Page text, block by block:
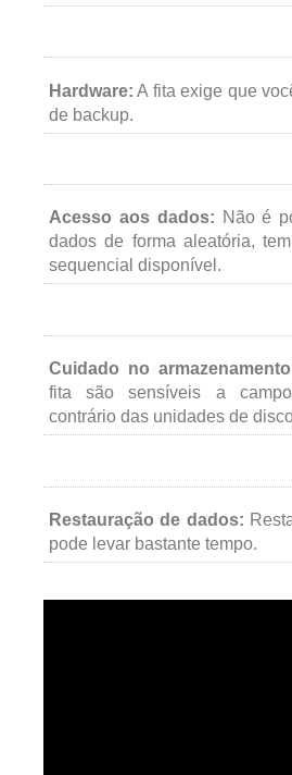
Hardware: A fita exige que
de backup.
Acesso aos dados: Não é
dados de forma aleatória,
sequencial disponível.
Cuidado no
fita são sensíveis a
contrário das unidades de
Restauração de dados:
pode levar bastante tempo.